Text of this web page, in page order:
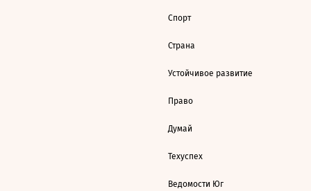
Спорт
Страна
Устойчивое развитие
Право
Думай
Техуспех
Ведомости Юг